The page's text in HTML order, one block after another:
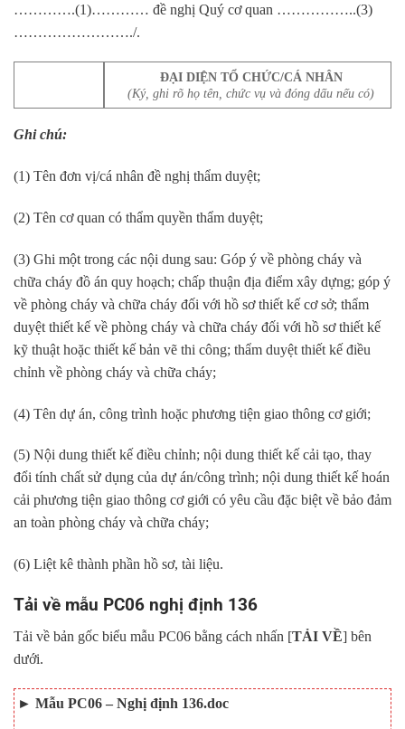
………….(1)………… đề nghị Quý cơ quan ……………..(3)
……………………./.
ĐẠI DIỆN TỔ CHỨC/CÁ NHÂN
(Ký, ghi rõ họ tên, chức vụ và đóng dấu nếu có)
Ghi chú:
(1) Tên đơn vị/cá nhân đề nghị thẩm duyệt;
(2) Tên cơ quan có thẩm quyền thẩm duyệt;
(3) Ghi một trong các nội dung sau: Góp ý về phòng cháy và
chữa cháy đồ án quy hoạch; chấp thuận địa điểm xây dựng; góp ý
về phòng cháy và chữa cháy đối với hồ sơ thiết kế cơ sở; thẩm
duyệt thiết kế về phòng cháy và chữa cháy đối với hồ sơ thiết kế
kỹ thuật hoặc thiết kế bản vẽ thi công; thẩm duyệt thiết kế điều
chỉnh về phòng cháy và chữa cháy;
(4) Tên dự án, công trình hoặc phương tiện giao thông cơ giới;
(5) Nội dung thiết kế điều chỉnh; nội dung thiết kế cải tạo, thay
đổi tính chất sử dụng của dự án/công trình; nội dung thiết kế hoán
cải phương tiện giao thông cơ giới có yêu cầu đặc biệt về bảo đảm
an toàn phòng cháy và chữa cháy;
(6) Liệt kê thành phần hồ sơ, tài liệu.
Tải về mẫu PC06 nghị định 136
Tải về bản gốc biểu mẫu PC06 bằng cách nhấn [TẢI VỀ] bên
dưới.
► Mẫu PC06 – Nghị định 136.doc